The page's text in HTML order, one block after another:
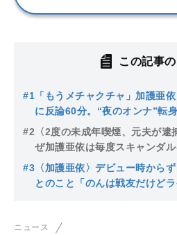
この記事
#1 「もうメチャクチャ」加護亜
に反論60分。“夜のオンナ”転
報道に「さすがに我慢できま
対面の方の指を見るようになり
#2 〈2度の未成年喫煙、元夫が
ぜ加護亜依は毎度スキャンダ
か？」本人に聞いてみたら
ブルマ写真”にも言及
#3 〈加護亜依〉デビュー時から
とのこと「のんは戦友だけど
いろいろ聞いてみた
ニュース